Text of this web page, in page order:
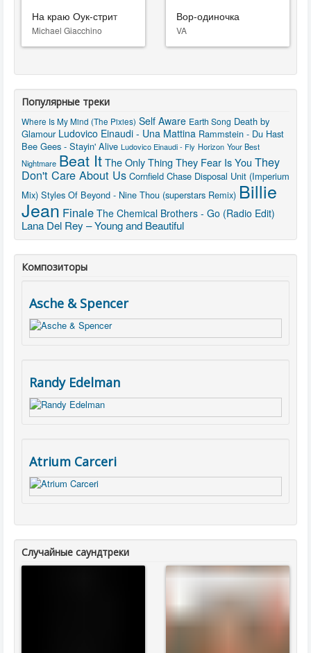
На краю Оук-стрит
Michael Giacchino
Вор-одиночка
VA
Популярные треки
Where Is My Mind (The Pixies) Self Aware Earth Song Death by
Glamour Ludovico Einaudi - Una Mattina Rammstein - Du Hast
Bee Gees - Stayin' Alive Ludovico Einaudi - Fly Horizon Your Best
Nightmare Beat ItThe Only Thing They Fear Is You They
Don't Care About Us Cornfield Chase Disposal Unit (Imperium
Mix) Styles Of Beyond - Nine Thou (superstars Remix) Billie
Jean Finale The Chemical Brothers - Go (Radio Edit)
Lana Del Rey – Young and Beautiful
Композиторы
Asche & Spencer
Randy Edelman
Atrium Carceri
Случайные саундтреки